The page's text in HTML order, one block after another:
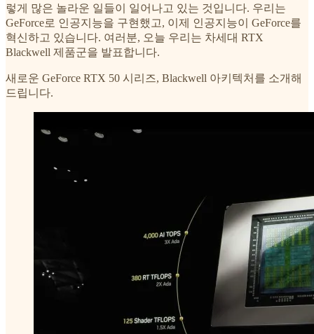
렇게 많은 놀라운 일들이 일어나고 있는 것입니다. 우리는
GeForce로 인공지능을 구현했고, 이제 인공지능이 GeForce를
혁신하고 있습니다. 여러분, 오늘 우리는 차세대 RTX
Blackwell 제품군을 발표합니다.
새로운 GeForce RTX 50 시리즈, Blackwell 아키텍처를 소개해
드립니다.